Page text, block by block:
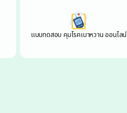
แบบทดสอบ คุมโรคเบาหวาน ออนไลน์